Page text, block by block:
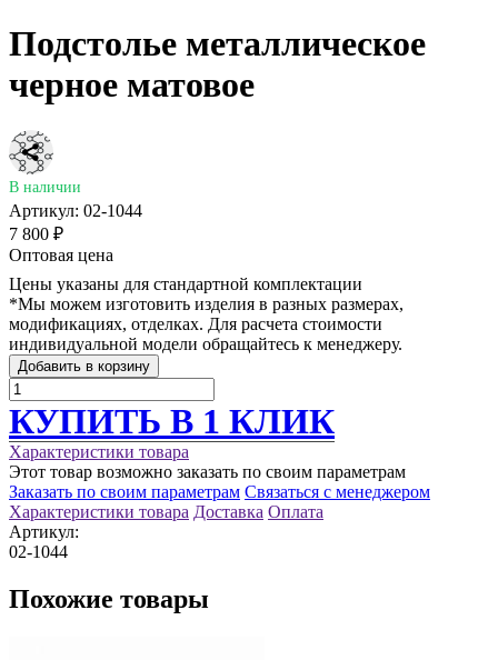
Подстолье металлическое
черное матовое
В наличии
Артикул: 02-1044
7 800 ₽
Оптовая цена
Цены указаны для стандартной комплектации
*Мы можем изготовить изделия в разных размерах,
модификациях, отделках. Для расчета стоимости
индивидуальной модели обращайтесь к менеджеру.
Добавить в корзину
КУПИТЬ В 1 КЛИК
Характеристики товара
Этот товар возможно заказать по своим параметрам
Заказать по своим параметрам Связаться с менеджером
Характеристики товара Доставка Оплата
Артикул:
02-1044
Похожие товары